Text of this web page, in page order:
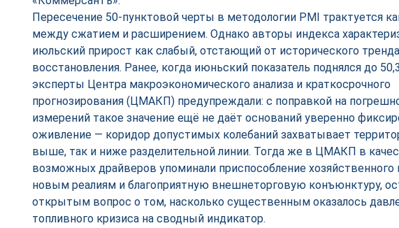
Пересечение 50-пунктовой черты в методологии PMI трактуется
между сжатием и расширением. Однако авторы индекса
июльский прирост как слабый, отстающий от исторического тренда
восстановления. Ранее, когда июньский показатель поднялся до
эксперты Центра макроэкономического анализа и краткосрочного
прогнозирования (ЦМАКП) предупреждали: с поправкой на
измерений такое значение ещё не даёт оснований уверенно
оживление — коридор допустимых колебаний захватывает
выше, так и ниже разделительной линии. Тогда же в ЦМАКП в
возможных драйверов упоминали приспособление хозяйственного
новым реалиям и благоприятную внешнеторговую конъюнктуру,
открытым вопрос о том, насколько существенным оказалось
топливного кризиса на сводный индикатор.